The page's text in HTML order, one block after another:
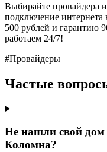
Выбирайте провайдера и
подключение интернета
500 рублей и гарантию
работаем 24/7!
#Провайдеры
Частые
Не нашли свой дом
Коломна?